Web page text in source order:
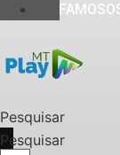
Pesquisar
Pesquisar